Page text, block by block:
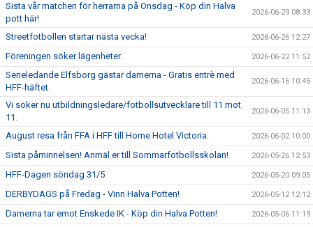
Sista vår matchen för herrarna på Onsdag - Köp din Halva
pott här!
2026-06-29 08:33
Streetfotbollen startar nästa vecka! 2026-06-26 12:27
Föreningen söker lägenheter. 2026-06-22 11:52
Serieledande Elfsborg gästar damerna - Gratis entrè med
HFF-häftet.
2026-06-16 10:45
Vi söker nu utbildningsledare/fotbollsutvecklare till 11 mot
11.
2026-06-05 11:13
August resa från FFA i HFF till Home Hotel Victoria. 2026-06-02 10:00
Sista påminnelsen! Anmäl er till Sommarfotbollsskolan! 2026-05-26 12:53
HFF-Dagen söndag 31/5 2026-05-20 09:05
DERBYDAGS på Fredag - Vinn Halva Potten! 2026-05-12 12:12
Damerna tar emot Enskede IK - Köp din Halva Potten! 2026-05-06 11:19